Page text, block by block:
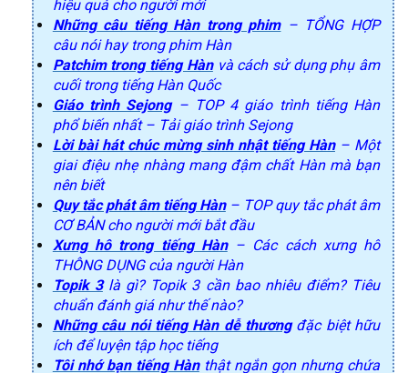
hiệu quả cho người mới
Những câu tiếng Hàn trong phim– TỔNG HỢP
câu nói hay trong phim Hàn
Patchim trong tiếng Hànvà cách sử dụng phụ âm
cuối trong tiếng Hàn Quốc
Giáo trình Sejong– TOP 4 giáo trình tiếng Hàn
phổ biến nhất – Tải giáo trình Sejong
Lời bài hát chúc mừng sinh nhật tiếng Hàn– Một
giai điệu nhẹ nhàng mang đậm chất Hàn mà bạn
nên biết
Quy tắc phát âm tiếng Hàn– TOP quy tắc phát âm
CƠ BẢN cho người mới bắt đầu
Xưng hô trong tiếng Hàn– Các cách xưng hô
THÔNG DỤNG của người Hàn
Topik 3là gì? Topik 3 cần bao nhiêu điểm? Tiêu
chuẩn đánh giá như thế nào?
Những câu nói tiếng Hàn dễ thươngđặc biệt hữu
ích để luyện tập học tiếng
Tôi nhớ bạn tiếng Hànthật ngắn gọn nhưng chứa